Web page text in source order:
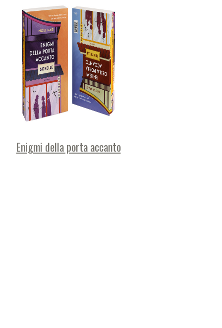
Enigmi della porta accanto